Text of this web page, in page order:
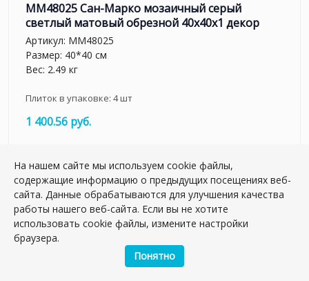
MM48025 Сан-Марко мозаичный серый
светлый матовый обрезной 40x40x1 декор
Артикул: MM48025
Размер: 40*40 см
Вес: 2.49 кг
Плиток в упаковке: 4шт
1 400.56 руб.
– + шт.
На нашем сайте мы используем cookie файлы,
содержащие информацию о предыдущих посещениях веб-
сайта. Данные обрабатываются для улучшения качества
работы нашего веб-сайта. Если вы не хотите
использовать cookie файлы, измените настройки
браузера.
Понятно